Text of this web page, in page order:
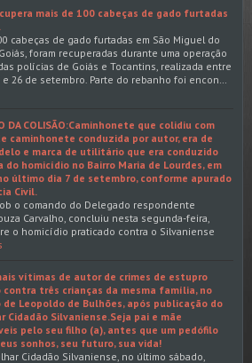
mais de 100 cabeças de gado furtadas
cabeças de gado furtadas em São Miguel do
foram recuperadas durante uma operação
polícias de Goiás e Tocantins, realizada entre
e 26 de setembro. Parte do rebanho foi encon…
DA COLISÃO:Caminhonete que colidiu com
caminhonete conduzida por autor, era de
e marca de utilitário que era conduzido
do homicídio no Bairro Maria de Lourdes, em
último dia 7 de setembro, conforme apurado
Civil.
o comando do Delegado respondente
Carvalho, concluiu nesta segunda-feira,
o homicídio praticado contra o Silvaniense
vítimas de autor de crimes de estupro
contra três crianças da mesma família, no
de Leopoldo de Bulhões, após publicação do
Cidadão Silvaniense.Seja pai e mãe
pelo seu filho (a), antes que um pedófilo
sonhos, seu futuro, sua vida!
Cidadão Silvaniense, no último sábado,